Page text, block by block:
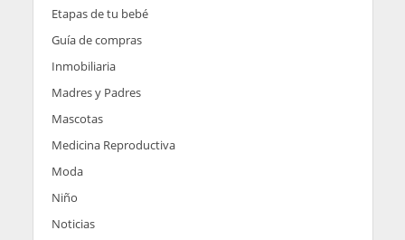
Etapas de tu bebé
Guía de compras
Inmobiliaria
Madres y Padres
Mascotas
Medicina Reproductiva
Moda
Niño
Noticias